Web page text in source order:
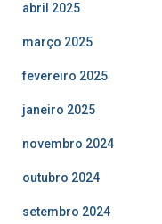
abril 2025
março 2025
fevereiro 2025
janeiro 2025
novembro 2024
outubro 2024
setembro 2024